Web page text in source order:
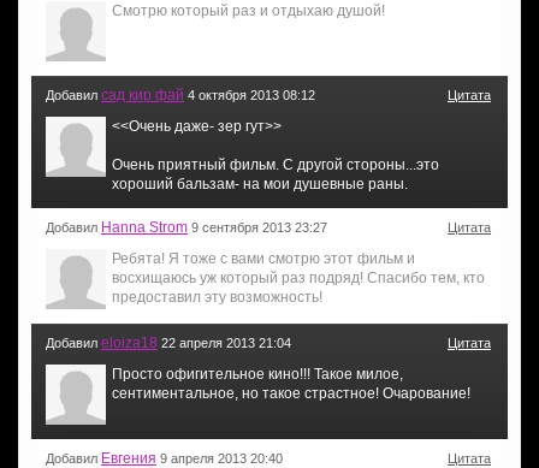
Смотрю который раз и отдыхаю душой!
Добавил сад кир фай 4 октября 2013 08:12 Цитата
<<Oчень даже- зер гут>>
Очень приятный фильм. С другой стороны...это
хороший бальзам- на мои душевные раны.
Добавил Hanna Strom 9 сентября 2013 23:27 Цитата
Ребята! Я тоже с вами смотрю этот фильм и
восхищаюсь уж который раз подряд! Спасибо тем, кто
предоставил эту возможность!
Добавил eloiza18 22 апреля 2013 21:04 Цитата
Просто офигительное кино!!! Такое милое,
сентиментальное, но такое страстное! Очарование!
Добавил Евгения 9 апреля 2013 20:40 Цитата